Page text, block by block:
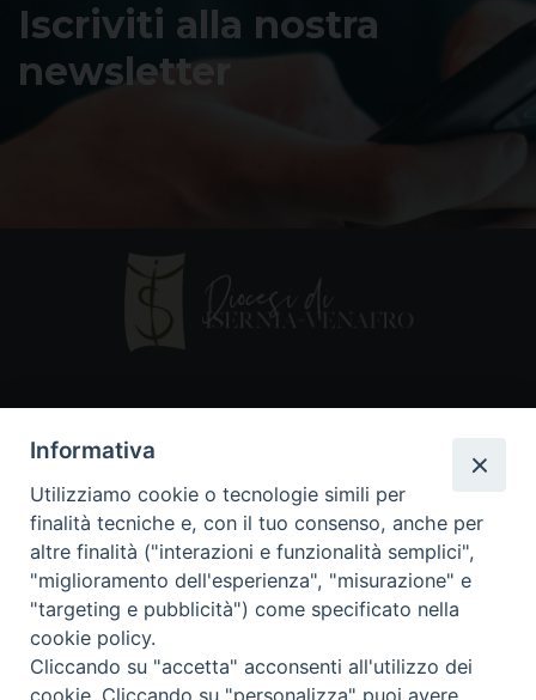
Iscriviti alla nostra
newsletter
86170 Isernia
086550849
segreteria@diocesiiserniavenafro.it
I nostri social
Informativa
Utilizziamo cookie o tecnologie simili per
finalità tecniche e, con il tuo consenso, anche per
altre finalità ("interazioni e funzionalità semplici",
"miglioramento dell'esperienza", "misurazione" e
"targeting e pubblicità") come specificato nella
cookie policy.
Cliccando su "accetta" acconsenti all'utilizzo dei